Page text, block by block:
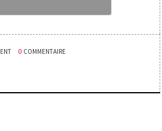
0 COMMENTAIRE